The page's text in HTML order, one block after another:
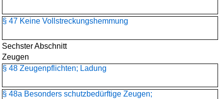
§ 47 Keine Vollstreckungshemmung
Sechster Abschnitt
Zeugen
§ 48 Zeugenpflichten; Ladung
§ 48a Besonders schutzbedürftige Zeugen;